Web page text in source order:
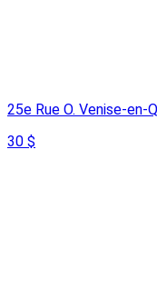
25e Rue O. Venise-en-
30 $